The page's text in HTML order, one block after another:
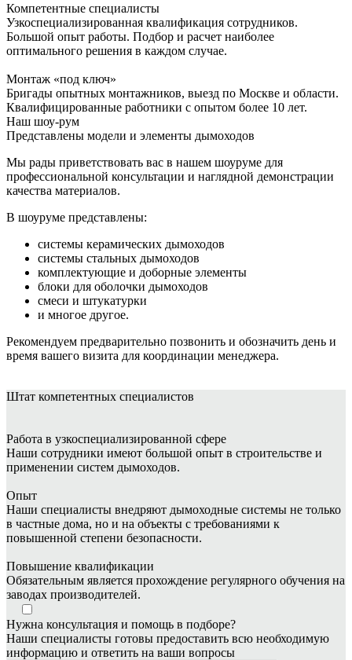
Компетентные специалисты
Узкоспециализированная квалификация сотрудников.
Большой опыт работы. Подбор и расчет наиболее
оптимального решения в каждом случае.
Монтаж «под ключ»
Бригады опытных монтажников, выезд по Москве и области.
Квалифицированные работники с опытом более 10 лет.
Наш шоу-рум
Представлены модели и элементы дымоходов
Мы рады приветствовать вас в нашем шоуруме для
профессиональной консультации и наглядной демонстрации
качества материалов.
В шоуруме представлены:
системы керамических дымоходов
системы стальных дымоходов
комплектующие и доборные элементы
блоки для оболочки дымоходов
смеси и штукатурки
и многое другое.
Рекомендуем предварительно позвонить и обозначить день и
время вашего визита для координации менеджера.
Штат компетентных специалистов
Работа в узкоспециализированной сфере
Наши сотрудники имеют большой опыт в строительстве и
применении систем дымоходов.
Опыт
Наши специалисты внедряют дымоходные системы не только
в частные дома, но и на объекты с требованиями к
повышенной степени безопасности.
Повышение квалификации
Обязательным является прохождение регулярного обучения на
заводах производителей.
Нужна консультация и помощь в подборе?
Наши специалисты готовы предоставить всю необходимую
информацию и ответить на ваши вопросы